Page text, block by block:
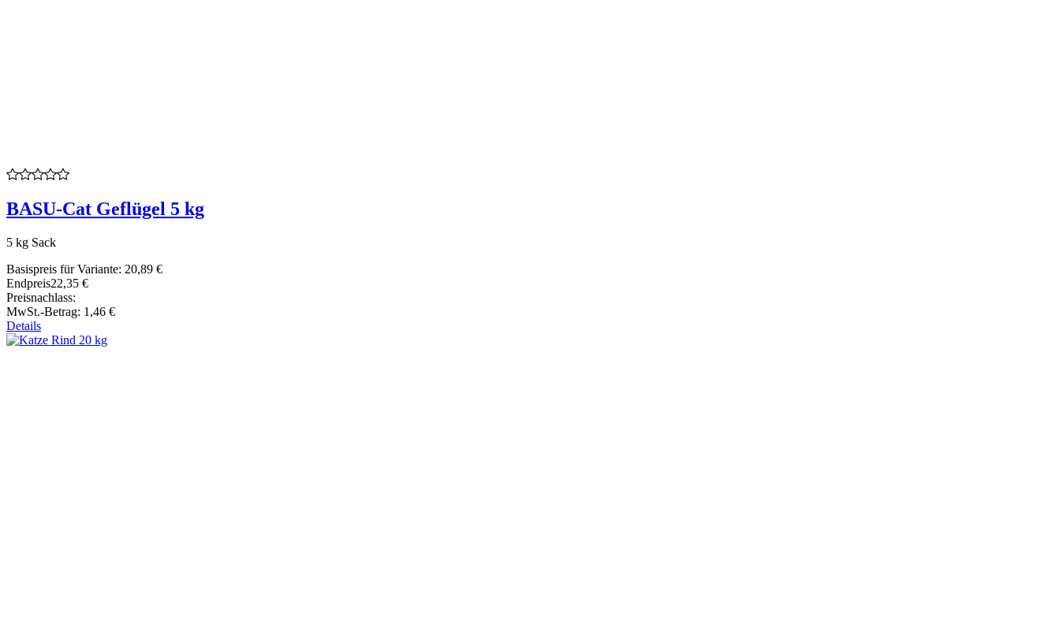
BASU-Cat Geflügel 5 kg
5 kg Sack
Basispreis für Variante: 20,89 €
Endpreis22,35 €
Preisnachlass:
MwSt.-Betrag: 1,46 €
Details